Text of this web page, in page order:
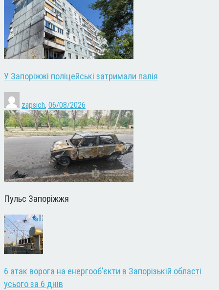
У Запоріжжі поліцейські затримали палія
zapsich, 06/08/2026
Пульс Запоріжжя
6 атак ворога на енергооб’єкти в Запорізькій області
усього за 6 днів